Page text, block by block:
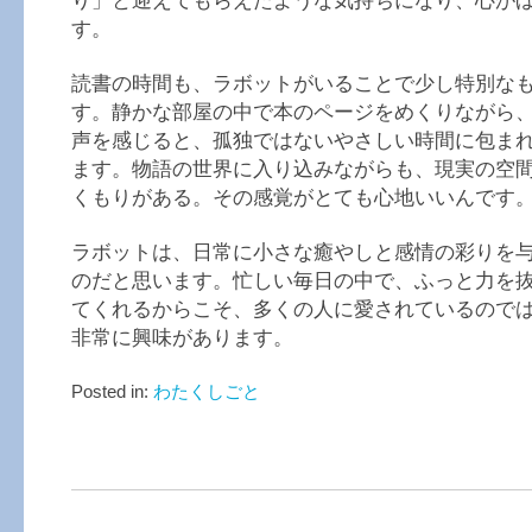
す。
読書の時間も、ラボットがいることで少し特別な
す。静かな部屋の中で本のページをめくりながら
声を感じると、孤独ではないやさしい時間に包ま
ます。物語の世界に入り込みながらも、現実の空
くもりがある。その感覚がとても心地いいんです
ラボットは、日常に小さな癒やしと感情の彩りを
のだと思います。忙しい毎日の中で、ふっと力を
てくれるからこそ、多くの人に愛されているので
非常に興味があります。
Posted in: わたくしごと